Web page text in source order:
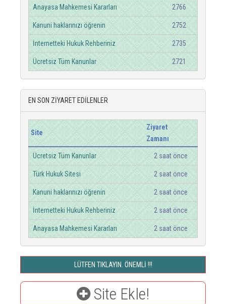
Anayasa Mahkemesi Kararları 2766
Kanuni haklarınızı öğrenin 2752
İnternetteki Hukuk Rehberiniz 2735
Ücretsiz Tüm Kanunlar 2721
EN SON ZİYARET EDİLENLER
Site
Ziyaret
Zamanı
Ücretsiz Tüm Kanunlar 2 saat önce
Türk Hukuk Sitesi 2 saat önce
Kanuni haklarınızı öğrenin 2 saat önce
İnternetteki Hukuk Rehberiniz 2 saat önce
Anayasa Mahkemesi Kararları 2 saat önce
LÜTFEN TIKLAYIN. ÖNEMLİ !!!
Site Ekle!